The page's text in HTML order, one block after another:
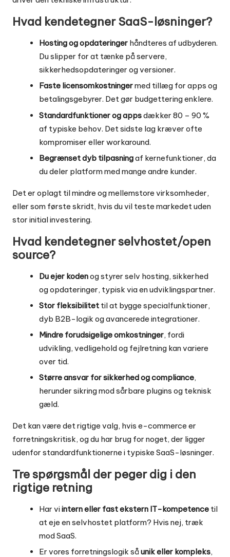
Hvad kendetegner SaaS-løsninger?
Hosting og opdateringer håndteres af udbyderen.
Du slipper for at tænke på servere,
sikkerhedsopdateringer og versioner.
Faste licensomkostningermed tillæg for apps og
betalingsgebyrer. Det gør budgettering enklere.
Standardfunktioner og appsdækker 80 – 90 %
af typiske behov. Det sidste lag kræver ofte
kompromiser eller workaround.
Begrænset dyb tilpasningaf kernefunktioner, da
du deler platform med mange andre kunder.
Det er oplagt til mindre og mellemstore virksomheder,
eller som første skridt, hvis du vil teste markedet uden
stor initial investering.
Hvad kendetegner selvhostet/open
source?
Du ejer kodenog styrer selv hosting, sikkerhed
og opdateringer, typisk via en udviklingspartner.
Stor fleksibilitet til at bygge specialfunktioner,
dyb B2B-logik og avancerede integrationer.
Mindre forudsigelige omkostninger, fordi
udvikling, vedligehold og fejlretning kan variere
over tid.
Større ansvar for sikkerhed og compliance,
herunder sikring mod sårbare plugins og teknisk
gæld.
Det kan være det rigtige valg, hvis e-commerce er
forretningskritisk, og du har brug for noget, der ligger
udenfor standardfunktionerne i typiske SaaS-løsninger.
Tre spørgsmål der peger dig i den
rigtige retning
Har viintern eller fast ekstern IT-kompetence til
at eje en selvhostet platform? Hvis nej, træk
mod SaaS.
Er vores forretningslogik såunik eller kompleks,